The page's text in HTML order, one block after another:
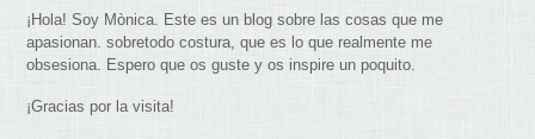
¡Hola! Soy Mònica. Este es un blog sobre las cosas que me
apasionan. sobretodo costura, que es lo que realmente me
obsesiona. Espero que os guste y os inspire un poquito.
¡Gracias por la visita!